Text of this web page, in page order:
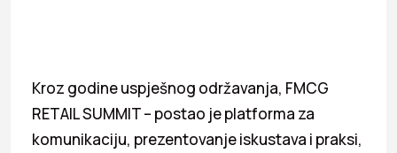
Kroz godine uspješnog održavanja, FMCG
RETAIL SUMMIT – postao je platforma za
komunikaciju, prezentovanje iskustava i praksi,